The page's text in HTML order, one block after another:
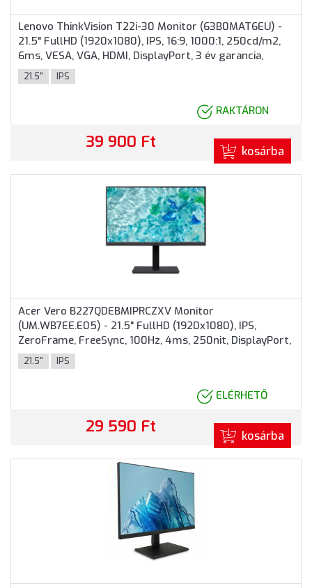
Lenovo ThinkVision T22i-30 Monitor (63B0MAT6EU) -
21.5" FullHD (1920x1080), IPS, 16:9, 1000:1, 250cd/m2,
6ms, VESA, VGA, HDMI, DisplayPort, 3 év garancia,
Fekete színben
21.5" IPS
RAKTÁRON
39 900 Ft kosárba
Acer Vero B227QDEBMIPRCZXV Monitor
(UM.WB7EE.E05) - 21.5" FullHD (1920x1080), IPS,
ZeroFrame, FreeSync, 100Hz, 4ms, 250nit, DisplayPort,
HDMI, VGA, 3 év garancia
21.5" IPS
ELÉRHETŐ
29 590 Ft kosárba